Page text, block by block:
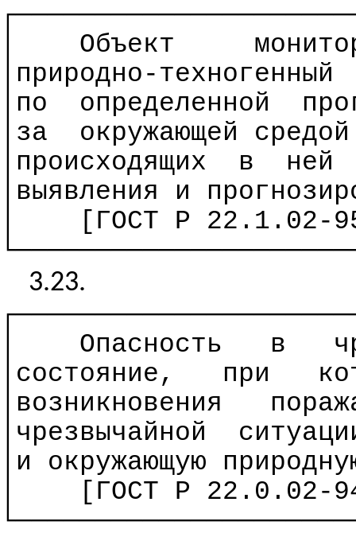
Объект
│природно-техногенный
│по
определенной
│за
окружающей
│происходящих
в
ней
│выявления и
[ГОСТ Р 22.1.02-
3.23.
Опасность в
│состояние,
при
│возникновения
│чрезвычайной
│и окружающую
[ГОСТ Р 22.0.02-